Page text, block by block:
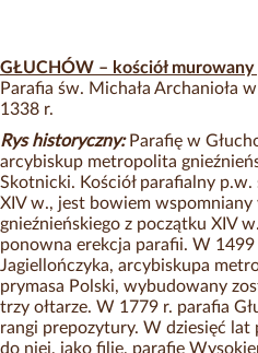
GŁUCHÓW – kościół murowany
Parafia św. Michała Archanioła
1338 r.
Rys historyczny: Parafię w
arcybiskup metropolita
Skotnicki. Kościół parafialny
XIV w., jest bowiem
gnieźnieńskiego z początku XIV
ponowna erekcja parafii. W 1499
Jagiellończyka, arcybiskupa
prymasa Polski, wybudowany
trzy ołtarze. W 1779 r. parafia
rangi prepozytury. W dziesięć
do niej, jako filię, parafię